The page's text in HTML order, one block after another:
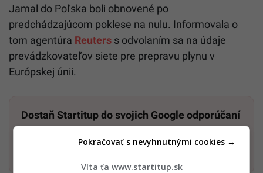
Jamal do Poľska boli obnovené po
predchádzajúcom poklese na nulu. Informovala o
tom agentúra Reuters s odvolaním sa na údaje
prevádzkovateľov siete pre prepravu plynu v
Európskej únii.
Dostaň Startitup do svojich Google odporúčaní
Pridať ako preferovaný zdroj
Víta ťa www.startitup.sk
Pokračovať s nevyhnutnými cookies →